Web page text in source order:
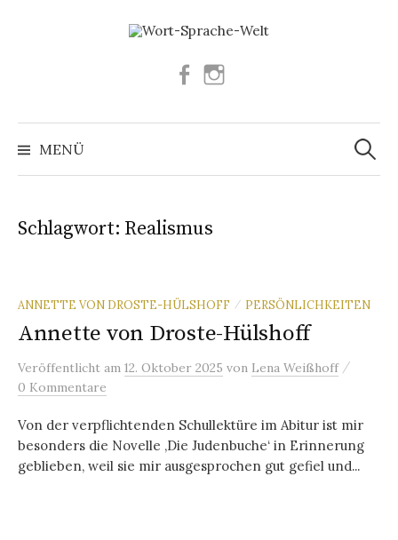
Facebook
MENÜ
Suchen
nach:
Schlagwort: Realismus
ANNETTE VON DROSTE-HÜLSHOFF / PERSÖNLICHKEITEN
Annette von Droste-Hülshoff
Veröffentlicht am 12. Oktober 2025 von Lena Weißhoff /
0 Kommentare
Von der verpflichtenden Schullektüre im Abitur ist mir
besonders die Novelle ‚Die Judenbuche‘ in Erinnerung
geblieben, weil sie mir ausgesprochen gut gefiel und...